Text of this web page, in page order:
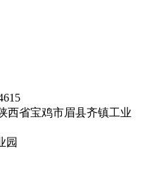
西省宝鸡市眉县齐镇工业
园